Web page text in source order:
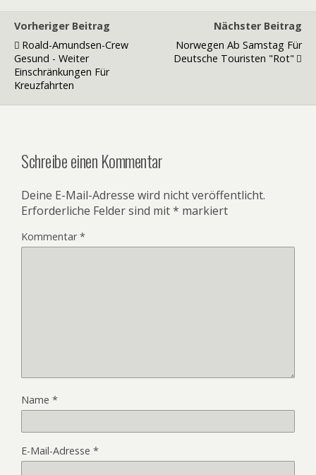
Vorheriger Beitrag
Roald-Amundsen-Crew
Gesund - Weiter
Einschränkungen Für
Kreuzfahrten
Nächster Beitrag
Norwegen Ab Samstag Für
Deutsche Touristen "rot"
Schreibe einen Kommentar
Deine E-Mail-Adresse wird nicht veröffentlicht.
Erforderliche Felder sind mit* markiert
Kommentar*
Name *
E-Mail-Adresse *